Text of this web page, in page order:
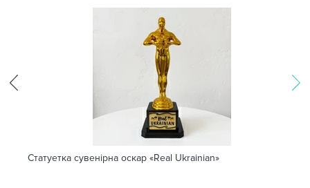
Статуетка сувенірна оскар «Real Ukrainian»